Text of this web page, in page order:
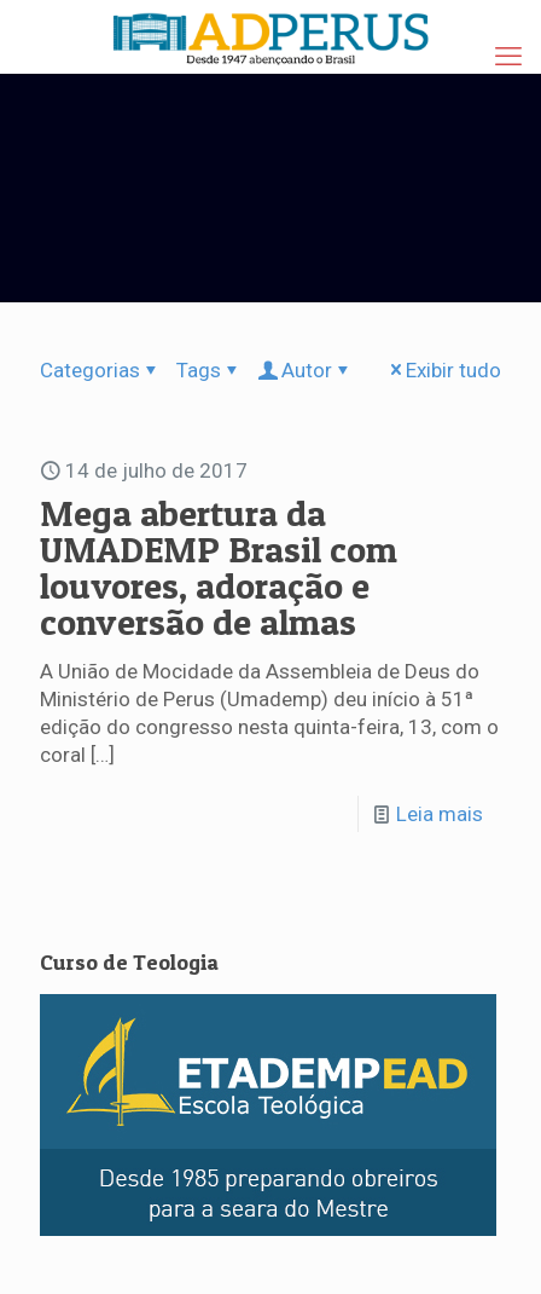
Categorias Tags Autor Exibir tudo
14 de julho de 2017
Mega abertura da
UMADEMP Brasil com
louvores, adoração e
conversão de almas
A União de Mocidade da Assembleia de Deus do
Ministério de Perus (Umademp) deu início à 51ª
edição do congresso nesta quinta-feira, 13, com o
coral […]
Leia mais
Curso de Teologia